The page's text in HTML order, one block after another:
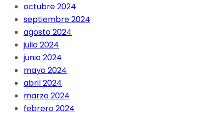
octubre 2024
septiembre 2024
agosto 2024
julio 2024
junio 2024
mayo 2024
abril 2024
marzo 2024
febrero 2024